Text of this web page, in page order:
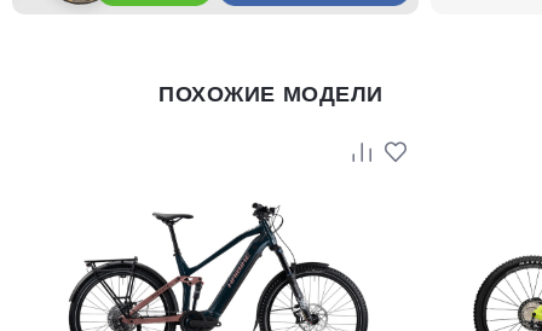
ПОХОЖИЕ МОДЕЛИ